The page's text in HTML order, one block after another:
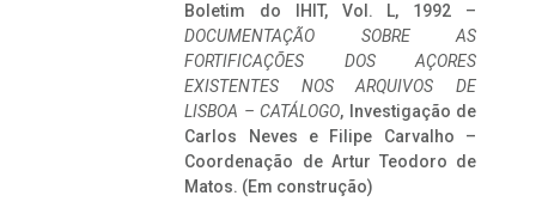
Boletim do IHIT, Vol. L, 1992 –
DOCUMENTAÇÃO SOBRE AS
FORTIFICAÇÕES DOS AÇORES
EXISTENTES NOS ARQUIVOS DE
LISBOA – CATÁLOGO, Investigação de
Carlos Neves e Filipe Carvalho –
Coordenação de Artur Teodoro de
Matos. (Em construção)